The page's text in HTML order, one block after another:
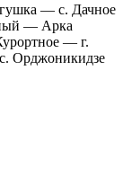
— с. Дачное
— Арка
— г.
Орджоникидзе